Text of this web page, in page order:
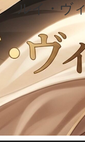
ルイ・ヴ